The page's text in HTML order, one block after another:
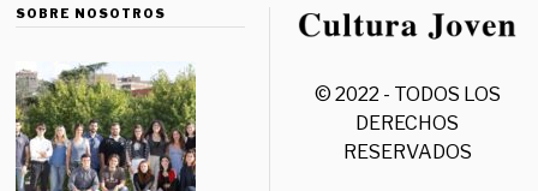
SOBRE NOSOTROS
© 2022 - TODOS LOS
DERECHOS
RESERVADOS